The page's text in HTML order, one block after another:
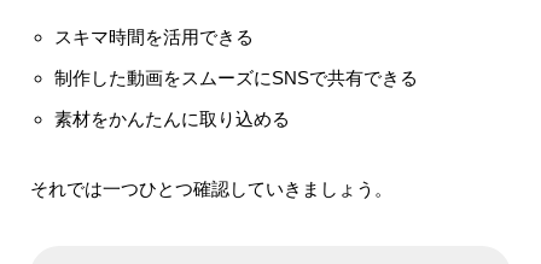
スキマ時間を活用できる
制作した動画をスムーズにSNSで共有できる
素材をかんたんに取り込める
それでは一つひとつ確認していきましょう。